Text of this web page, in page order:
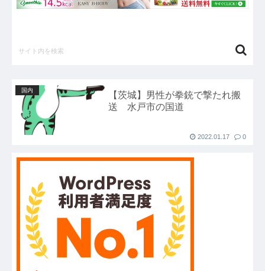
【驚愕】田中みな実さん、妊娠中に“背中ぱっく
【ガンダム閃光のハサウェイ】GGG「ギギ・ア
ンダルシア 水着Ver.」フィギュア【出荷日更新・
8月25日頃発売】他
【緊急】例の激安iPhone Air、ついにセール終了
『AIに仕事を奪われる』って言ってるけど、あな
た達は"仕事を奪う側"じゃない？」他
ハードオフに売っていた4万4000円のフィギュア
がヤバすぎるｗｗｗｗｗｗ「こんな高いの？ｗ
ｗ」「逆に超安い」
国内
【茨城】男性が拳銃で撃たれ搬
送 水戸市の国道
2022.01.17 0